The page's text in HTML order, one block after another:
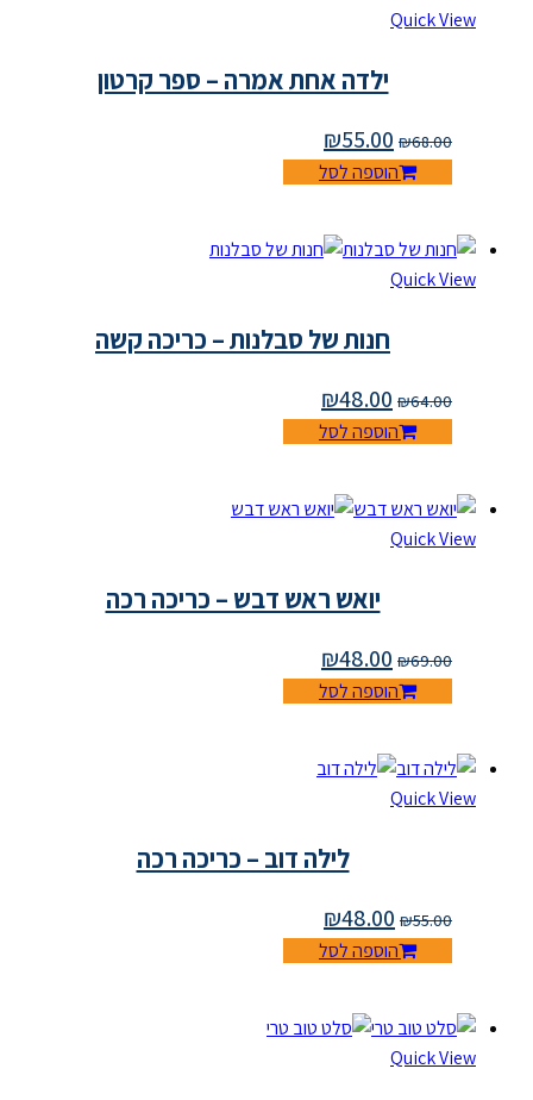
Quick View
ילדה אחת אמרה – ספר קרטון
₪68.00
₪55.00
הוספה לסל
Quick View
חנות של סבלנות – כריכה קשה
₪64.00
₪48.00
הוספה לסל
Quick View
יואש ראש דבש – כריכה רכה
₪69.00
₪48.00
הוספה לסל
Quick View
לילה דוב – כריכה רכה
₪55.00
₪48.00
הוספה לסל
Quick View